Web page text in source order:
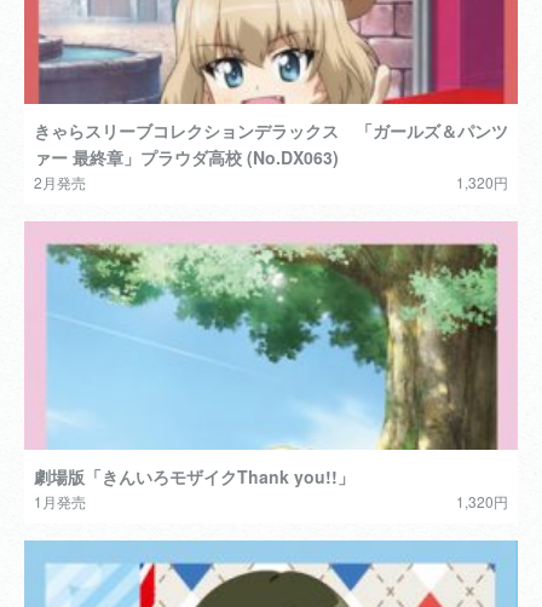
きゃらスリーブコレクションデラックス 「ガールズ＆パンツ
ァー 最終章」プラウダ高校 (No.DX063)
2月発売 1,320円
劇場版「きんいろモザイクThank you!!」
1月発売 1,320円